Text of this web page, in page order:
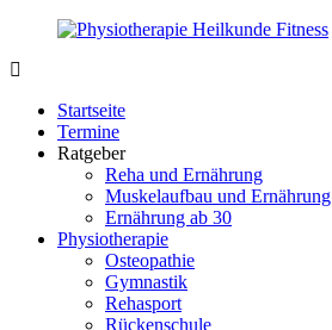
Zurück
Inhalt
Fit.de
Körper
Startseite
Termine
Ratgeber
Reha und Ernährung
Muskelaufbau und Ernährung
Ernährung ab 30
Physiotherapie
Osteopathie
Gymnastik
Rehasport
Rückenschule